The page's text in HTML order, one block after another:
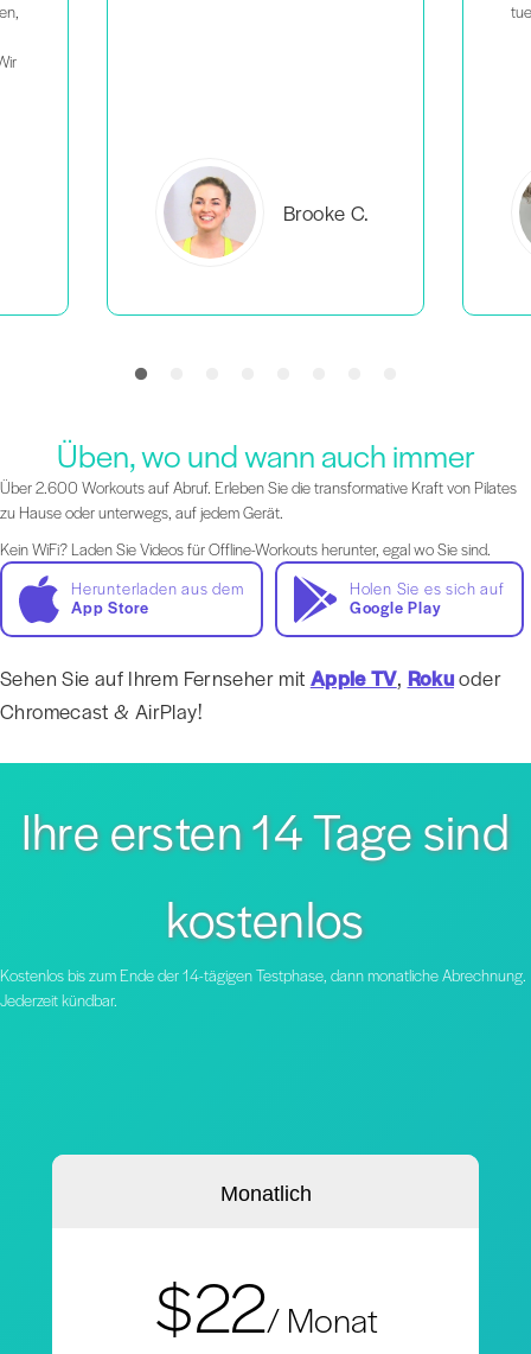
Everlea B.
Üben, wo und wann auch immer
Über 2.600 Workouts auf Abruf. Erleben Sie die transformative Kraft von Pilates
zu Hause oder unterwegs, auf jedem Gerät.
Kein WiFi? Laden Sie Videos für Offline-Workouts herunter, egal wo Sie sind.
Herunterladen aus dem
App Store
Holen Sie es sich auf
Google Play
Sehen Sie auf Ihrem Fernseher mit Apple TV, Rokuoder
Chromecast & AirPlay!
Ihre ersten 14 Tage sind
kostenlos
Kostenlos bis zum Ende der 14-tägigen Testphase, dann monatliche Abrechnung.
Jederzeit kündbar.
Monatlich
$22/ Monat